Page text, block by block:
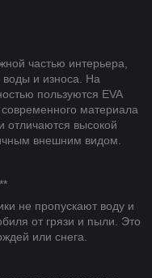
частью интерьера,
воды и износа. На
пользуются EVA
современного материала
отличаются высокой
внешним видом.
не пропускают воду и
от грязи и пыли. Это
или снега.